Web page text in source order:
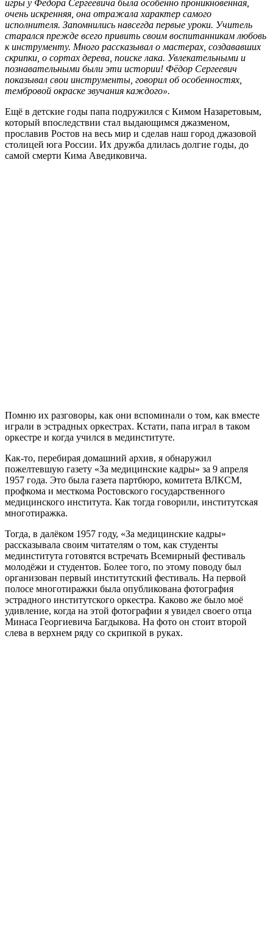
игры у Фёдора Сергеевича была особенно проникновенная,
очень искренняя, она отражала характер самого
исполнителя. Запомнились навсегда первые уроки. Учитель
старался прежде всего привить своим воспитанникам любовь
к инструменту. Много рассказывал о мастерах, создававших
скрипки, о сортах дерева, поиске лака. Увлекательными и
познавательными были эти истории! Фёдор Сергеевич
показывал свои инструменты, говорил об особенностях,
тембровой окраске звучания каждого».
Ещё в детские годы папа подружился с Кимом Назаретовым,
который впоследствии стал выдающимся джазменом,
прославив Ростов на весь мир и сделав наш город джазовой
столицей юга России. Их дружба длилась долгие годы, до
самой смерти Кима Аведиковича.
Помню их разговоры, как они вспоминали о том, как вместе
играли в эстрадных оркестрах. Кстати, папа играл в таком
оркестре и когда учился в мединституте.
Как-то, перебирая домашний архив, я обнаружил
пожелтевшую газету «За медицинские кадры» за 9 апреля
1957 года. Это была газета партбюро, комитета ВЛКСМ,
профкома и месткома Ростовского государственного
медицинского института. Как тогда говорили, институтская
многотиражка.
Тогда, в далёком 1957 году, «За медицинские кадры»
рассказывала своим читателям о том, как студенты
мединститута готовятся встречать Всемирный фестиваль
молодёжи и студентов. Более того, по этому поводу был
организован первый институтский фестиваль. На первой
полосе многотиражки была опубликована фотография
эстрадного институтского оркестра. Каково же было моё
удивление, когда на этой фотографии я увидел своего отца
Минаса Георгиевича Багдыкова. На фото он стоит второй
слева в верхнем ряду со скрипкой в руках.